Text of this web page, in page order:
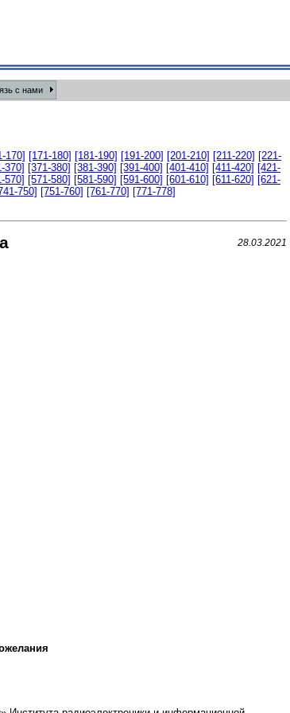
с нами
170] [171-180] [181-190] [191-200] [201-210] [211-220] [221-
370] [371-380] [381-390] [391-400] [401-410] [411-420] [421-
570] [571-580] [581-590] [591-600] [601-610] [611-620] [621-
750] [751-760] [761-770] [771-778]
28.03.2021